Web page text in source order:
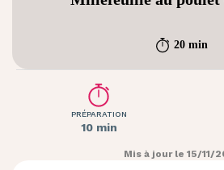
20 min
PRÉPARATION
10 min
Mis à jour le 15/11/